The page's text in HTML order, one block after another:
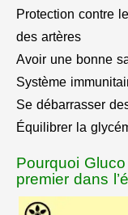
Protection contre
des artères
Avoir une bonne
Système
Se débarrasser
Équilibrer la
Pourquoi
premier dans